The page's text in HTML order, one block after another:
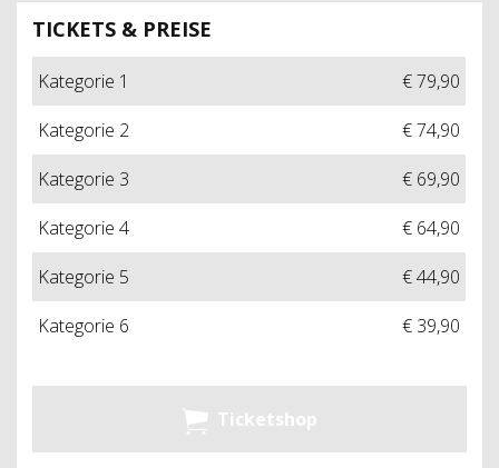
TICKETS & PREISE
Kategorie 1
€ 79,90
Kategorie 2
€ 74,90
Kategorie 3
€ 69,90
Kategorie 4
€ 64,90
Kategorie 5
€ 44,90
Kategorie 6
€ 39,90
Ticketshop